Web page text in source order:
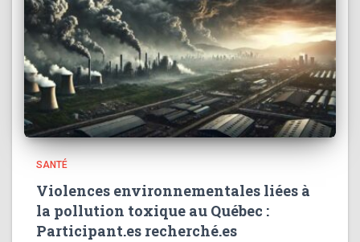
SANTÉ
Violences environnementales liées à
la pollution toxique au Québec :
Participant.es recherché.es